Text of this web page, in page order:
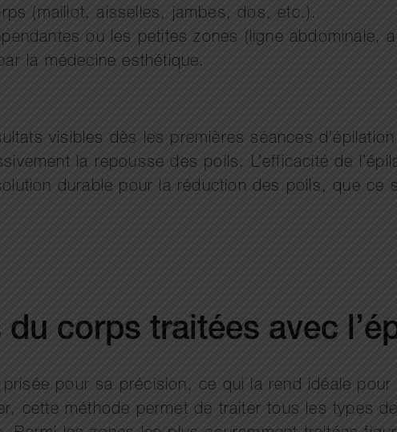
(maillot, aisselles, jambes, dos, etc.).
ou les petites zones (ligne abdominale,
la médecine esthétique.
visibles dès les premières séances
la repousse des poils. L’efficacité de
durable pour la réduction des poils, que ce
corps traitées avec
prisée pour sa précision, ce qui la rend idéale
cette méthode permet de traiter tous les types